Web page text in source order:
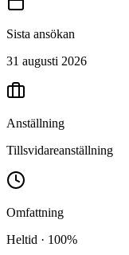
Sista ansökan
31 augusti 2026
Anställning
Tillsvidareanställning
Omfattning
Heltid · 100%